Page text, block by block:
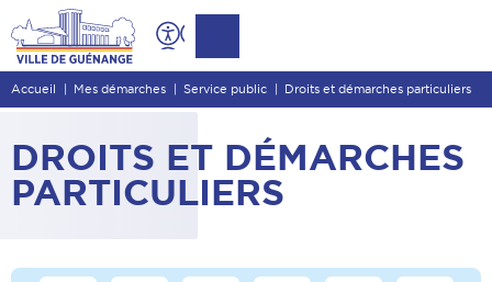
Contenu
Entête de page
Menu principal
Pied de page
Accueil Mes démarches Service public Droits et démarches particuliers
DROITS ET DÉMARCHES
PARTICULIERS